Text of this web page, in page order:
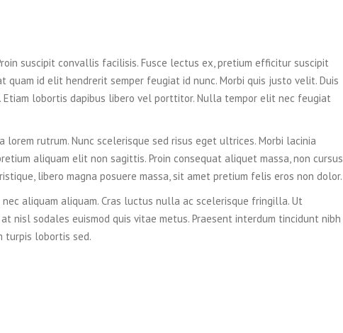
suscipit convallis facilisis. Fusce lectus ex, pretium efficitur suscipit
quam id elit hendrerit semper feugiat id nunc. Morbi quis justo velit. Duis
lobortis dapibus libero vel porttitor. Nulla tempor elit nec feugiat
rutrum. Nunc scelerisque sed risus eget ultrices. Morbi lacinia
aliquam elit non sagittis. Proin consequat aliquet massa, non cursus
libero magna posuere massa, sit amet pretium felis eros non dolor.
aliquam aliquam. Cras luctus nulla ac scelerisque fringilla. Ut
nisl sodales euismod quis vitae metus. Praesent interdum tincidunt nibh
turpis lobortis sed.